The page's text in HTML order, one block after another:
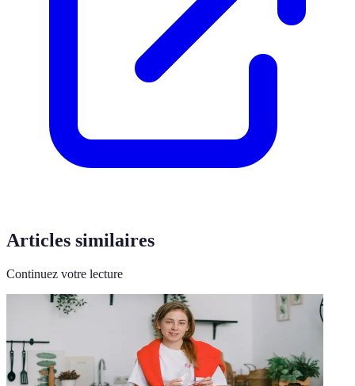
Articles similaires
Continuez votre lecture